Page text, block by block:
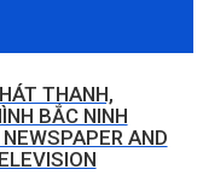
THANH,
BẮC NINH
AND